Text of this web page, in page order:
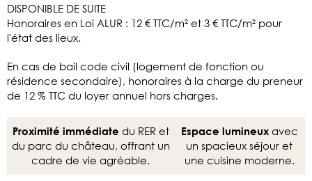
DISPONIBLE DE SUITE
Honoraires en Loi ALUR : 12 € TTC/m² et 3 € TTC/m² pour
l'état des lieux.
En cas de bail code civil (logement de fonction ou
résidence secondaire), honoraires à la charge du preneur
de 12 % TTC du loyer annuel hors charges.
Proximité immédiate du RER et
du parc du château, offrant un
cadre de vie agréable.
Espace lumineuxavec
un spacieux séjour et
une cuisine moderne.